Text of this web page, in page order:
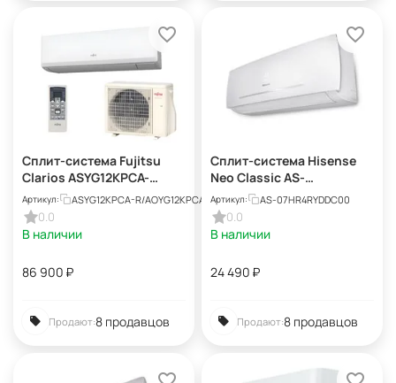
Сплит-система Fujitsu
Clarios ASYG12KPCA-
R/AOYG12KPCA-R
Артикул: ASYG12KPCA-R/AOYG12KPCA-R
0.0
В наличии
86 900 ₽
Продают:8 продавцов
Сплит-система Hisense
Neo Classic AS-
07HR4RYDDC00
Артикул: AS-07HR4RYDDC00
0.0
В наличии
24 490 ₽
Продают:8 продавцов